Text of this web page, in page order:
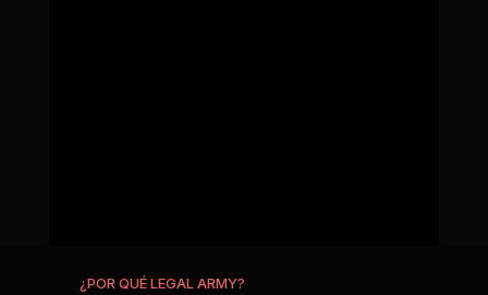
¿POR QUÉ LEGAL ARMY?